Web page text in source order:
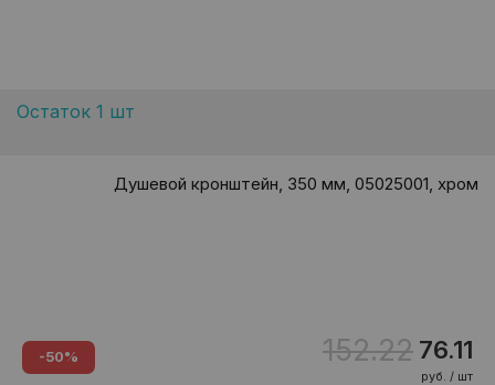
Остаток 1 шт
Душевой кронштейн, 350 мм, 05025001, хром
-50% 152.22 76.11
руб. / шт